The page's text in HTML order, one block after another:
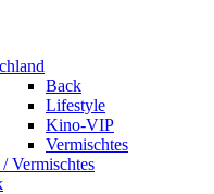
Back
Lifestyle
Kino-VIP
Vermischtes
Vermischtes